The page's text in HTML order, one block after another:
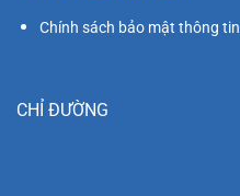
Chính sách bảo mật thông tin
CHỈ ĐƯỜNG